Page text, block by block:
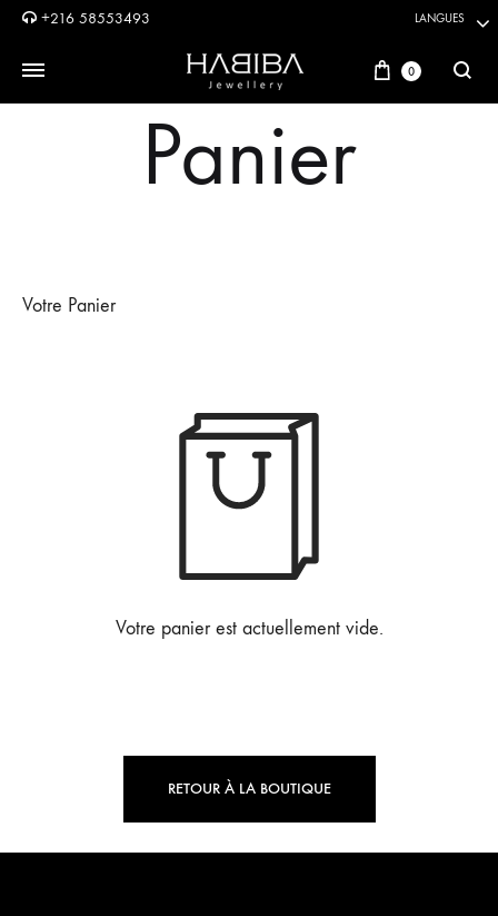
+216 58553493 LANGUES
Panier
0
Panier
Votre Panier
Votre panier est actuellement vide.
RETOUR À LA BOUTIQUE